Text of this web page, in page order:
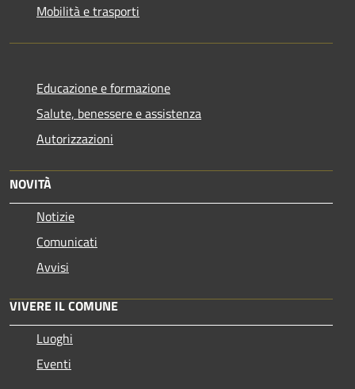
Mobilità e trasporti
Educazione e formazione
Salute, benessere e assistenza
Autorizzazioni
NOVITÀ
Notizie
Comunicati
Avvisi
VIVERE IL COMUNE
Luoghi
Eventi